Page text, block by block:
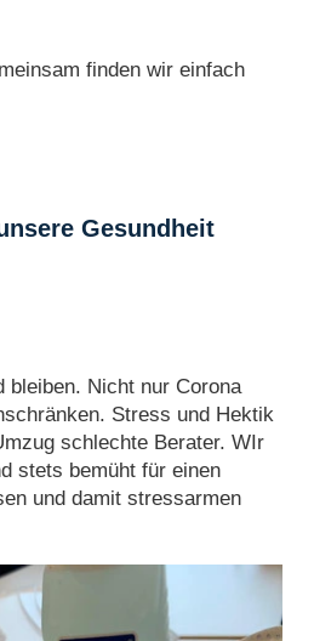
finden wir einfach
Gesundheit
bleiben. Nicht nur Corona
Stress und Hektik
schlechte Berater. WIr
stets bemüht für einen
und damit stressarmen